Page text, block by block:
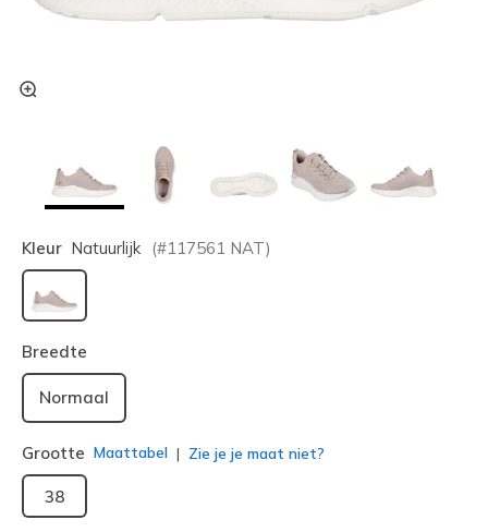
Kleur Natuurlijk (#117561 NAT)
geselecteerd
Breedte
Normaal
Grootte Maattabel Zie je je maat niet?
38